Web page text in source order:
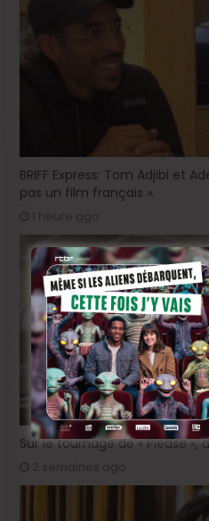
BRIFF Express: Tom Adjibi et
pas un film français ».
1 heure ago
Sur le tournage de « Please
2 semaines ago